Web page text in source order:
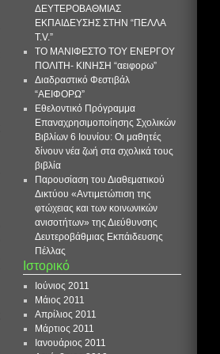
ΔΕΥΤΕΡΟΒΑΘΜΙΑΣ
ΕΚΠΑΙΔΕΥΣΗΣ ΣΤΗΝ “ΠΕΛΛΑ
T.V.”
ΤΟ ΜΑΝΙΦΕΣΤΟ ΤΟΥ ΕΝΕΡΓΟΥ
ΠΟΛΙΤΗ- ΚΙΝΗΣΗ “αειφορω”
Διαδραστικό Φεστιβάλ
“ΑΕΙΦΟΡΩ”
Εθελοντικό Πρόγραμμα
Επαναχρησιμοποίησης Σχολικών
Βιβλίων 6 Ιουνίου: Οι μαθητές
δίνουν νέα ζωή στα σχολικά τους
βιβλία
Παρουσίαση του Διαθεματικού
Δικτύου «Αντιμετώπιση της
φτώχειας και των κοινωνικών
ανισοτήτων» της Διεύθυνσης
Δευτεροβάθμιας Εκπάιδευσης
Πέλλας
Ιστορικό
Ιούνιος 2011
Μάιος 2011
Απρίλιος 2011
Μάρτιος 2011
Ιανουάριος 2011